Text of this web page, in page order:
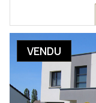
VENDU